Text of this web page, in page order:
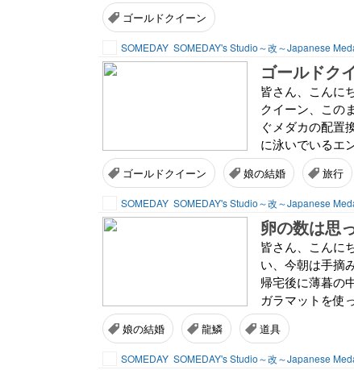
ゴールドクイーン
SOMEDAY SOMEDAY's Studio～改～Japanese
ゴールドク
皆さん、こんに
クイーン、この
ぐメダカの配置
に泳いでいるエ
ゴールドクイーン 娘の結婚 旅行
SOMEDAY SOMEDAY's Studio～改～Japanese
卵の数は思
皆さん、こんに
い、今朝は手摘
帰宅後に薄暮の
ガラマットを使
娘の結婚 龍鱗 道具
SOMEDAY SOMEDAY's Studio～改～Japanese